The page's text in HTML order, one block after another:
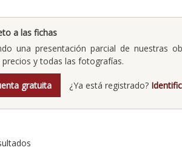
a las fichas
una presentación parcial de nuestras
y todas las fotografías.
gratuita ¿Ya está registrado?